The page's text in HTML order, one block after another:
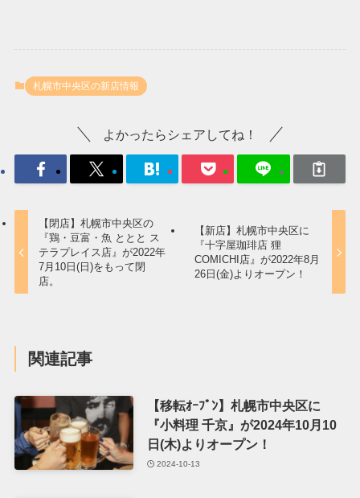
札幌市中央区の新店情報
よかったらシェアしてね！
【閉店】札幌市中央区の
『鶏・豆富・魚 ととと ス
テラプレイス店』が2022年
7月10日(日)をもって閉
店。
【新店】札幌市中央区に
『十字屋珈琲店 狸
COMICHI店』が2022年8月
26日(金)よりオープン！
関連記事
【移転ｵｰﾌﾟﾝ】札幌市中央区に
『小料理 千京』が2024年10月10
日(木)よりオープン！
2024-10-13